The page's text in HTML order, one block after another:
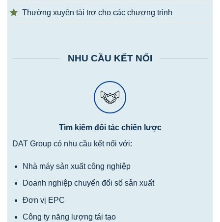
Thường xuyên tài trợ cho các chương trình
NHU CẦU KẾT NỐI
Tìm kiếm đối tác chiến lược
DAT Group có nhu cầu kết nối với:
Nhà máy sản xuất công nghiệp
Doanh nghiệp chuyển đổi số sản xuất
Đơn vị EPC
Công ty năng lượng tái tạo